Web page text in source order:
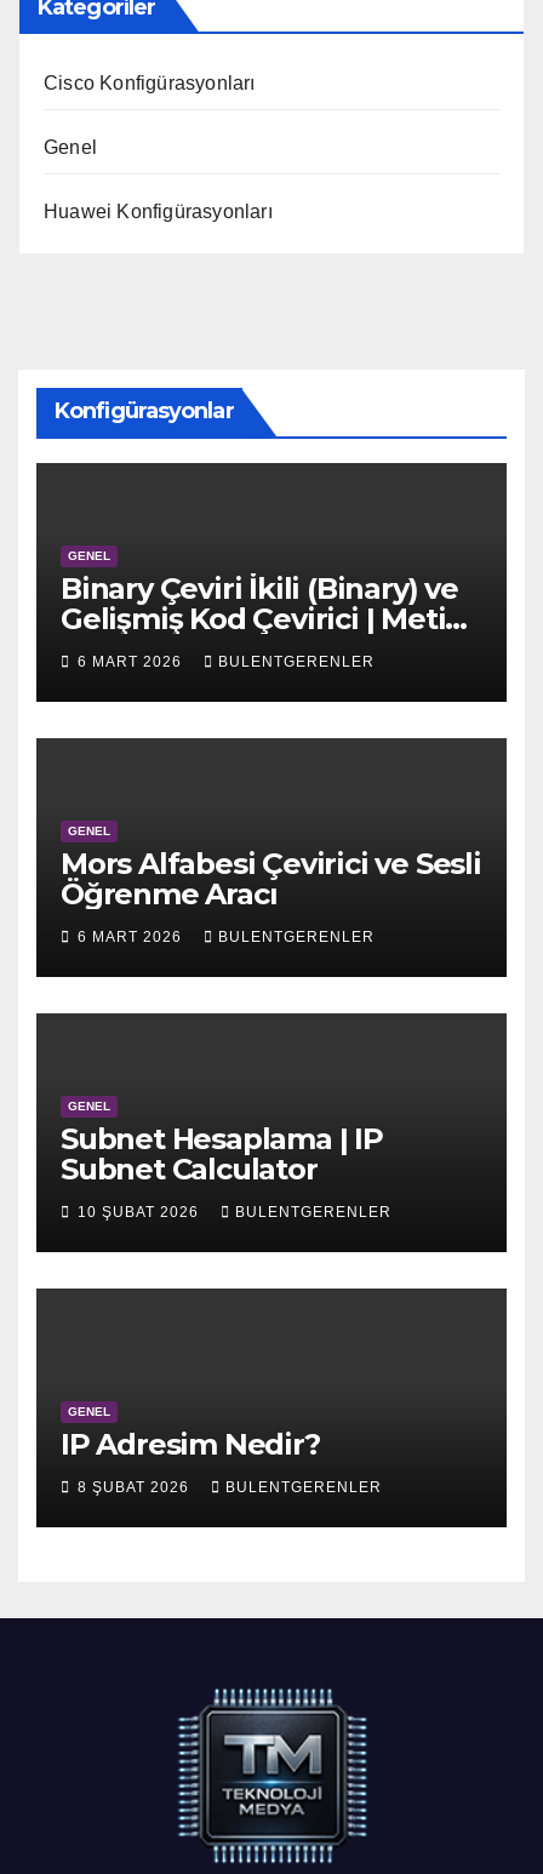
Kategoriler
Cisco Konfigürasyonları
Genel
Huawei Konfigürasyonları
Konfigürasyonlar
GENEL
Binary Çeviri İkili (Binary) ve
Gelişmiş Kod Çevirici | Metin,
Hex, Decimal
6 MART 2026 BULENTGERENLER
GENEL
Mors Alfabesi Çevirici ve Sesli
Öğrenme Aracı
6 MART 2026 BULENTGERENLER
GENEL
Subnet Hesaplama | IP
Subnet Calculator
10 ŞUBAT 2026 BULENTGERENLER
GENEL
IP Adresim Nedir?
8 ŞUBAT 2026 BULENTGERENLER